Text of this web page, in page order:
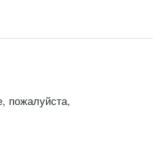
пожалуйста,